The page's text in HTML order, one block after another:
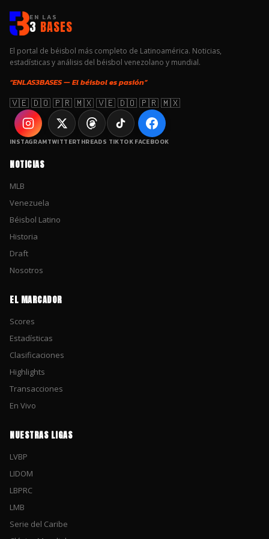
EN LAS
3 BASES
El portal de béisbol más completo de Latinoamérica. Noticias,
estadísticas y análisis del béisbol venezolano y mundial.
“ENLAS3BASES — El béisbol es pasión”
🇻🇪 🇩🇴 🇵🇷 🇲🇽 🇻🇪 🇩🇴 🇵🇷 🇲🇽
INSTAGRAMTWITTERTHREADS TIKTOK FACEBOOK
NOTICIAS
MLB
Venezuela
Béisbol Latino
Historia
Draft
Nosotros
EL MARCADOR
Scores
Estadísticas
Clasificaciones
Highlights
Transacciones
En Vivo
NUESTRAS LIGAS
LVBP
LIDOM
LBPRC
LMB
Serie del Caribe